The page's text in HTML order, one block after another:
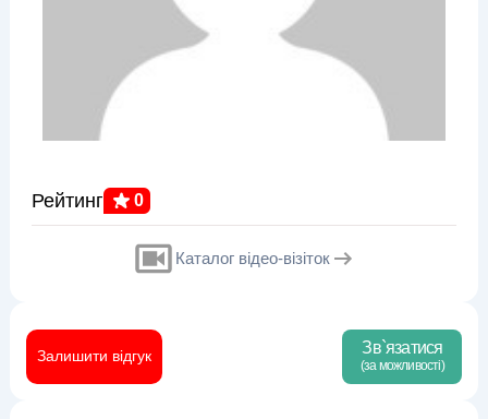
Рейтинг 0
Каталог відео-візіток
Залишити відгук Зв`язатися
(за можливості)